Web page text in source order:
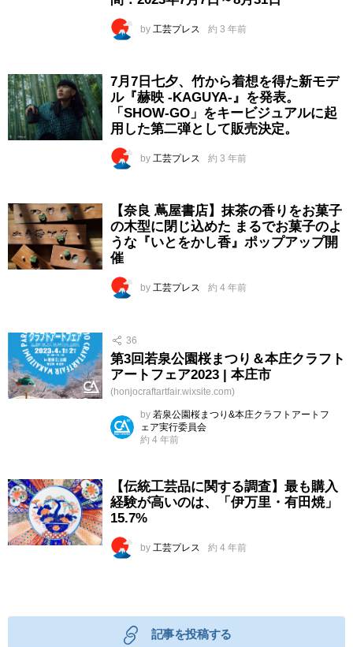
by 工芸プレス 約 3 年前
7月7日七夕、竹から着想を得た新モデ
ル『赫映 -KAGUYA-』を発表。
「SHOW-GO」をキービジュアルに起
用した第二弾として販売決定。
by 工芸プレス 約 3 年前
【奈良 蔦屋書店】抹茶の香りをお菓子
の木型に閉じ込めた まるでお菓子のよ
うな『いとをかし香』ポップアップ開
催
by 工芸プレス 約 4 年前
36
第3回若泉公園桜まつり＆本庄クラフト
アートフェア2023 | 本庄市
(honjocraftartfair.wixsite.com)
by 若泉公園桜まつり&本庄クラフトアートフ
ェア実行委員会
約 4 年前
【伝統工芸品に関する調査】最も購入
経験が高いのは、「伊万里・有田焼」
15.7%
by 工芸プレス 約 4 年前
記事を投稿する